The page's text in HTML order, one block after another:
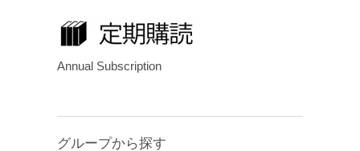
Annual Subscription
グループから探す